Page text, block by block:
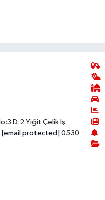
D:2 Yiğit Çelik İş
[email protected] 0530